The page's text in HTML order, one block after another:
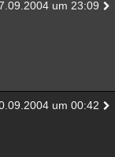
um 23:09
um 00:42